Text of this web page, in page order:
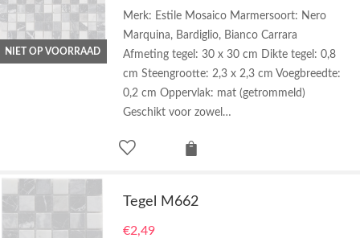
NIET OP VOORRAAD
Merk: Estile Mosaico Marmersoort: Nero
Marquina, Bardiglio, Bianco Carrara
Afmeting tegel: 30 x 30 cm Dikte tegel: 0,8
cm Steengrootte: 2,3 x 2,3 cm Voegbreedte:
0,2 cm Oppervlak: mat (getrommeld)
Geschikt voor zowel…
Tegel M662
€2,49